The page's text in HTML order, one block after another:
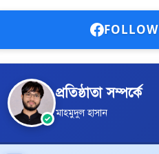
FOLLOW
প্রতিষ্ঠাতা সম্পর্কে
মাহমুদুল হাসান